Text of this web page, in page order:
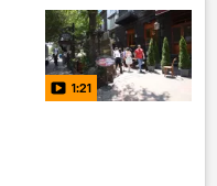
1:21